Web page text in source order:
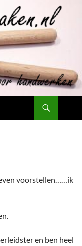
voorstellen……ik
en ben heel